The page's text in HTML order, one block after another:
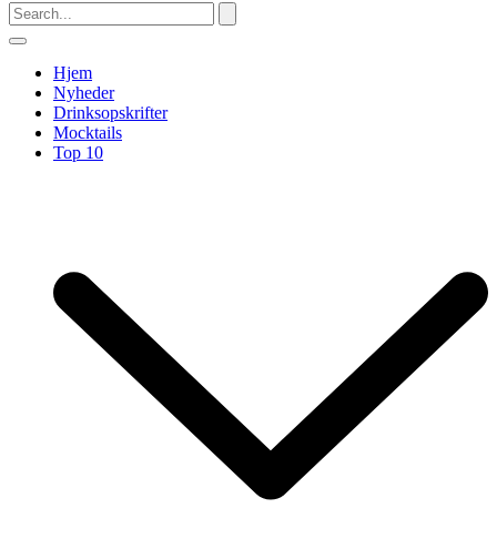
Hjem
Nyheder
Drinksopskrifter
Mocktails
Top 10